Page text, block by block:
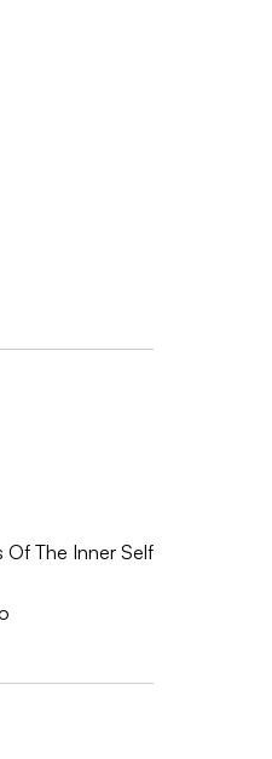
Of The Inner Self